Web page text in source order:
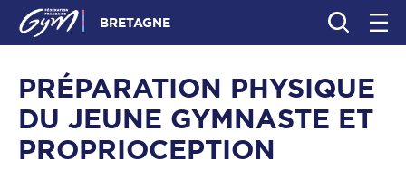
BRETAGNE
PRÉPARATION PHYSIQUE
DU JEUNE GYMNASTE ET
PROPRIOCEPTION